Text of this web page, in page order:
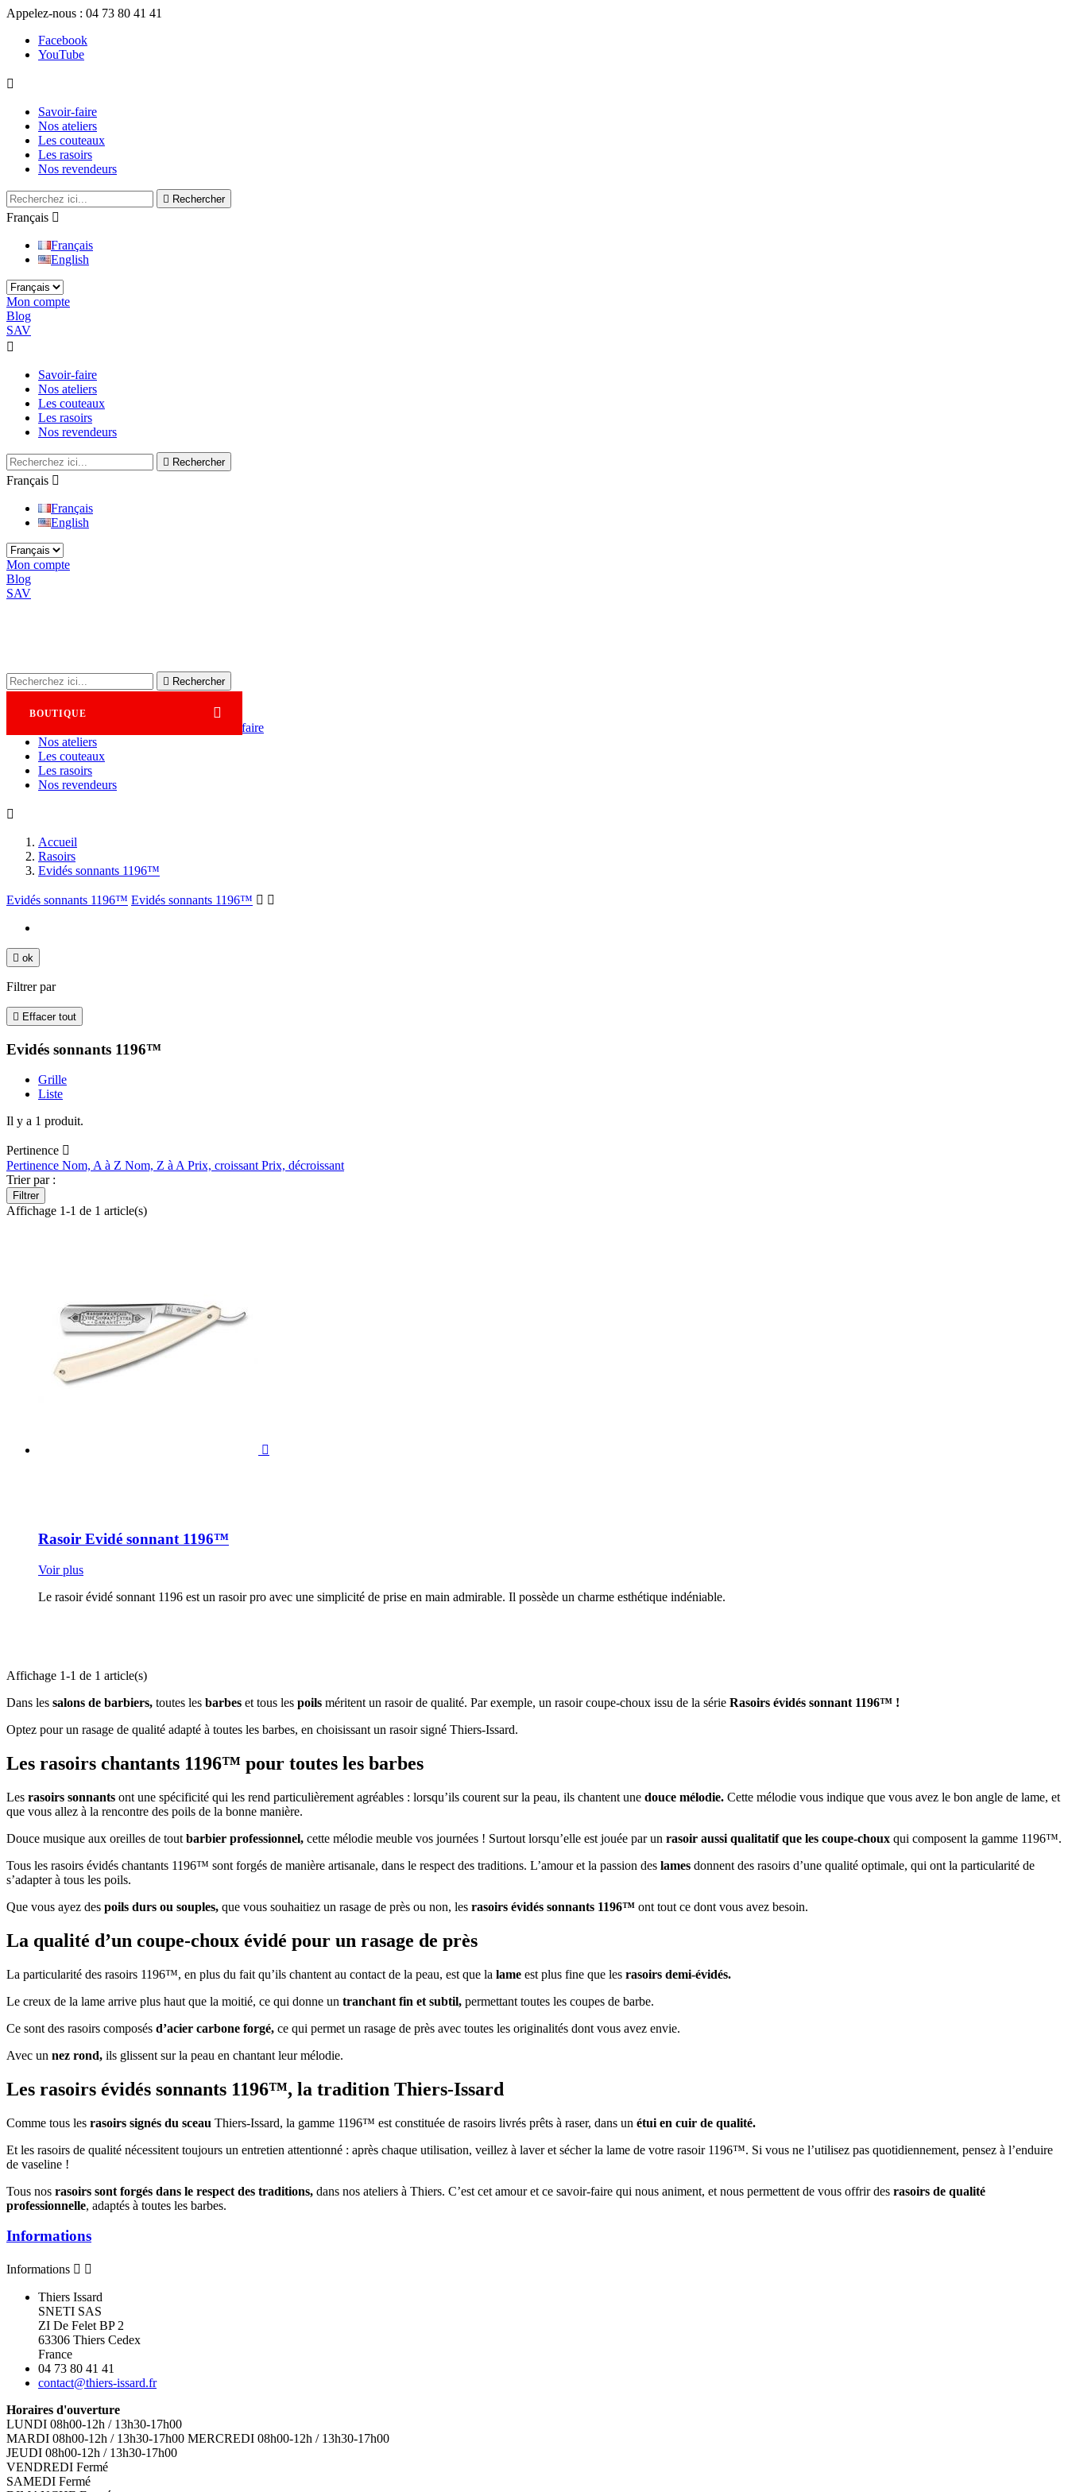
Appelez-nous : 04 73 80 41 41
Facebook
YouTube

Savoir-faire
Nos ateliers
Les couteaux
Les rasoirs
Nos revendeurs
 Rechercher
Français 
Français
English
Mon compte
Blog
SAV

Savoir-faire
Nos ateliers
Les couteaux
Les rasoirs
Nos revendeurs
 Rechercher
Français 
Français
English
Mon compte
Blog
SAV
 Rechercher

BOUTIQUE
Savoir-faire
Nos ateliers
Les couteaux
Les rasoirs
Nos revendeurs

Accueil
Rasoirs
Evidés sonnants 1196™
Evidés sonnants 1196™ Evidés sonnants 1196™  
 ok
Filtrer par
 Effacer tout
Evidés sonnants 1196™
Grille
Liste
Il y a 1 produit.
Pertinence 
Pertinence Nom, A à Z Nom, Z à APrix, croissantPrix, décroissant
Trier par :
Filtrer
Affichage 1-1 de 1 article(s)

Rasoir Evidé sonnant 1196™
Voir plus
Le rasoir évidé sonnant 1196 est un rasoir pro avec une simplicité de prise en main admirable. Il possède un charme esthétique indéniable.
Affichage 1-1 de 1 article(s)
Dans les salons de barbiers, toutes les barbes et tous les poils méritent un rasoir de qualité. Par exemple, un rasoir coupe-choux issu de la série Rasoirs évidés sonnant 1196™ !
Optez pour un rasage de qualité adapté à toutes les barbes, en choisissant un rasoir signé Thiers-Issard.
Les rasoirs chantants 1196™ pour toutes les barbes
Les rasoirs sonnants ont une spécificité qui les rend particulièrement agréables : lorsqu’ils courent sur la peau, ils chantent une douce mélodie. Cette mélodie vous indique que vous avez le bon angle de lame, et
que vous allez à la rencontre des poils de la bonne manière.
Douce musique aux oreilles de tout barbier professionnel, cette mélodie meuble vos journées ! Surtout lorsqu’elle est jouée par un rasoir aussi qualitatif que les coupe-choux qui composent la gamme 1196™.
Tous les rasoirs évidés chantants 1196™ sont forgés de manière artisanale, dans le respect des traditions. L’amour et la passion des lames donnent des rasoirs d’une qualité optimale, qui ont la particularité de
s’adapter à tous les poils.
Que vous ayez des poils durs ou souples, que vous souhaitiez un rasage de près ou non, les rasoirs évidés sonnants 1196™ ont tout ce dont vous avez besoin.
La qualité d’un coupe-choux évidé pour un rasage de près
La particularité des rasoirs 1196™, en plus du fait qu’ils chantent au contact de la peau, est que la lame est plus fine que les rasoirs demi-évidés.
Le creux de la lame arrive plus haut que la moitié, ce qui donne un tranchant fin et subtil, permettant toutes les coupes de barbe.
Ce sont des rasoirs composés d’acier carbone forgé, ce qui permet un rasage de près avec toutes les originalités dont vous avez envie.
Avec un nez rond, ils glissent sur la peau en chantant leur mélodie.
Les rasoirs évidés sonnants 1196™, la tradition Thiers-Issard
Comme tous les rasoirs signés du sceau Thiers-Issard, la gamme 1196™ est constituée de rasoirs livrés prêts à raser, dans un étui en cuir de qualité.
Et les rasoirs de qualité nécessitent toujours un entretien attentionné : après chaque utilisation, veillez à laver et sécher la lame de votre rasoir 1196™. Si vous ne l’utilisez pas quotidiennement, pensez à l’enduire
de vaseline !
Tous nos rasoirs sont forgés dans le respect des traditions, dans nos ateliers à Thiers. C’est cet amour et ce savoir-faire qui nous animent, et nous permettent de vous offrir des rasoirs de qualité
professionnelle, adaptés à toutes les barbes.
Informations
Informations  
Thiers Issard
SNETI SAS
ZI De Felet BP 2
63306 Thiers Cedex
France
04 73 80 41 41
contact@thiers-issard.fr
Horaires d'ouverture
LUNDI 08h00-12h / 13h30-17h00
MARDI 08h00-12h / 13h30-17h00 MERCREDI 08h00-12h / 13h30-17h00
JEUDI 08h00-12h / 13h30-17h00
VENDREDI Fermé
SAMEDI Fermé